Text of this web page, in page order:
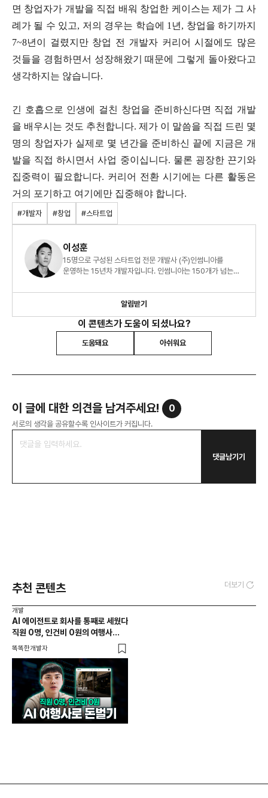
면 창업자가 개발을 직접 배워 창업한 케이스는 제가 그 사
례가 될 수 있고, 저의 경우는 학습에 1년, 창업을 하기까지
7~8년이 걸렸지만 창업 전 개발자 커리어 시절에도 많은
것들을 경험하면서 성장해왔기 때문에 그렇게 돌아왔다고
생각하지는 않습니다.
긴 호흡으로 인생에 걸친 창업을 준비하신다면 직접 개발
을 배우시는 것도 추천합니다. 제가 이 말씀을 직접 드린 몇
명의 창업자가 실제로 몇 년간을 준비하신 끝에 지금은 개
발을 직접 하시면서 사업 중이십니다. 물론 굉장한 끈기와
집중력이 필요합니다. 커리어 전환 시기에는 다른 활동은
거의 포기하고 여기에만 집중해야 합니다.
#개발자 #창업 #스타트업
이성훈
15명으로 구성된 스타트업 전문 개발사 (주)인썸니아를
운영하는 15년차 개발자입니다. 인썸니아는 150개가 넘는
있습니다.
알림받기
이 콘텐츠가 도움이 되셨나요?
도움돼요 아쉬워요
이 글에 대한 의견을 남겨주세요! 0
서로의 생각을 공유할수록 인사이트가 커집니다.
댓글남기기
추천 콘텐츠 더보기
개발
AI 에이전트로 회사를 통째로 세웠다
직원 0명, 인건비 0원의 여행사
제작기
똑똑한개발자